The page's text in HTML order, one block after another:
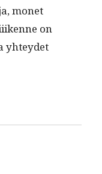
mon­et
on
yhtey­det